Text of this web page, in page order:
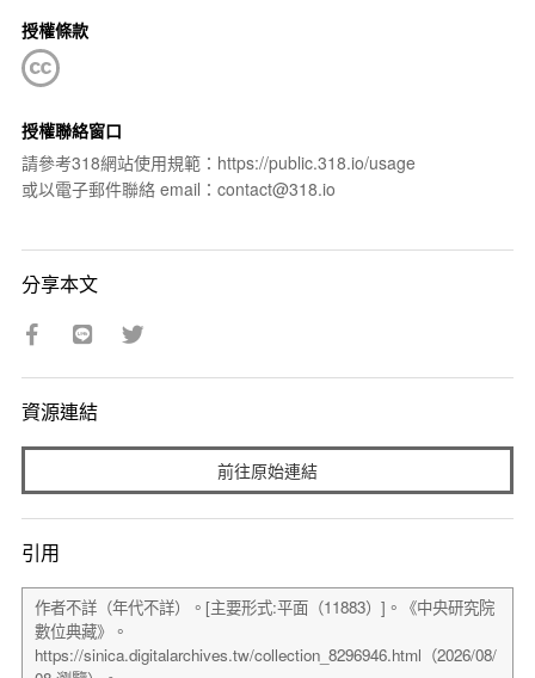
授權條款
授權聯絡窗口
請參考318網站使用規範：https://public.318.io/usage
或以電子郵件聯絡 email：contact@318.io
分享本文
資源連結
前往原始連結
引用